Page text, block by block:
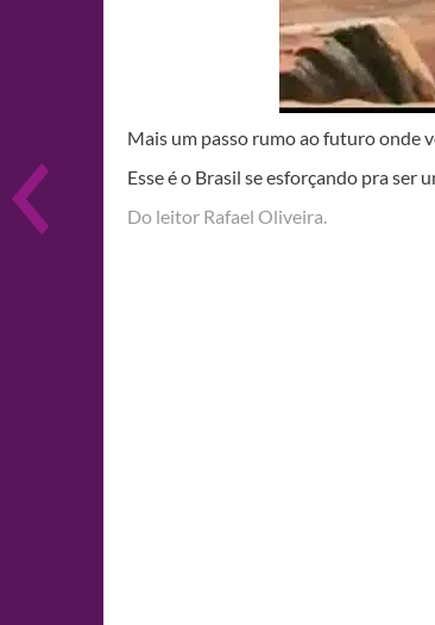
Mais um passo rumo ao futuro onde
Esse é o Brasil se esforçando pra ser
Do leitor Rafael Oliveira.